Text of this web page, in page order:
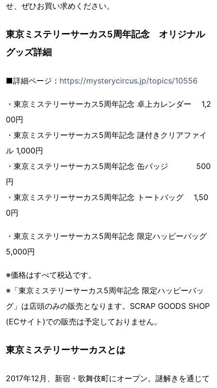
せ、ぜひお買い求めください。
東京ミステリーサーカス5周年記念 オリジナル
グッズ詳細
■詳細ページ： https://mysterycircus.jp/topics/10556
・東京ミステリーサーカス5周年記念 卓上カレンダー 1,2
00円
・東京ミステリーサーカス5周年記念 謎付きクリアファイ
ル 1,000円
・東京ミステリーサーカス5周年記念 缶バッジ 500
円
・東京ミステリーサーカス5周年記念 トートバッグ 1,50
0円
・東京ミステリーサーカス5周年記念 限定ハッピーバッグ
5,000円
※価格はすべて税込です。
※「東京ミステリーサーカス5周年記念 限定ハッピーバッ
グ」は店頭のみの販売となります。SCRAP GOODS SHOP
(ECサイト)での販売は予定しておりません。
東京ミステリーサーカスとは
2017年12月、新宿・歌舞伎町にオープン。謎解きを通じて